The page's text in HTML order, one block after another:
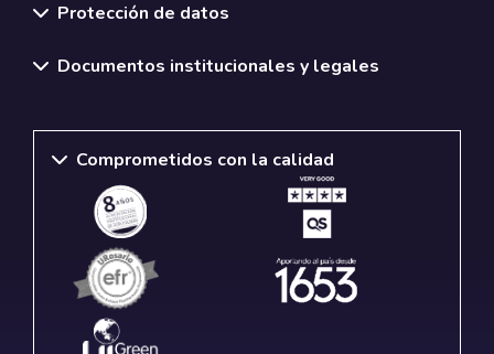
Protección de datos
Documentos institucionales y legales
Comprometidos con la calidad